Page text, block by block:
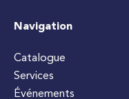
Navigation
Catalogue
Services
Événements